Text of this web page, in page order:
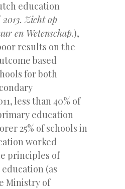
education
2013. Zicht op
en Wetenschap.),
results on the
based
for both
less than 40% of
education
25% of schools in
worked
principles of
(as
Ministry of